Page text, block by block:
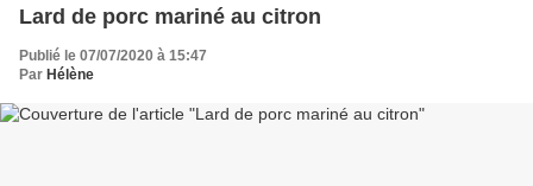
Lard de porc mariné au citron
Publié le 07/07/2020 à 15:47
Par Hélène